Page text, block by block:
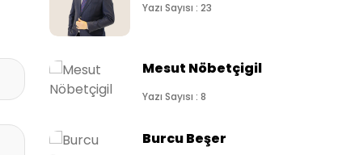
Yazı Sayısı : 23
Mesut Nöbetçigil
Yazı Sayısı : 8
Burcu Beşer